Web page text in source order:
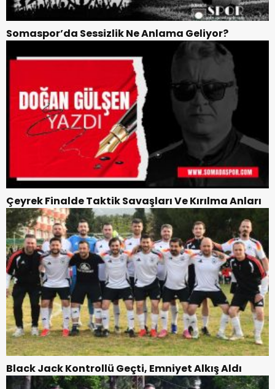
Somaspor’da Sessizlik Ne Anlama Geliyor?
Çeyrek Finalde Taktik Savaşları Ve Kırılma Anları
Black Jack Kontrollü Geçti, Emniyet Alkış Aldı